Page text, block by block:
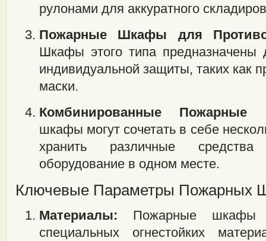
рулонами для аккуратного
Пожарные Шкафы для
Шкафы этого типа предназначены
индивидуальной защиты, таких как
маски.
Комбинированные Пожарные
шкафы могут сочетать в себе
хранить различные
оборудование в одном месте.
Ключевые Параметры Пожарных
Материалы: Пожарные шкафы
специальных огнестойких